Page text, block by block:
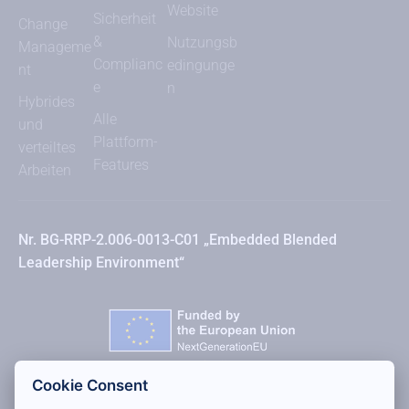
Change
Manageme
nt
Hybrides
und
verteiltes
Arbeiten
Sicherheit
&
Complianc
e
Alle
Plattform-
Features
Website
Nutzungsb
edingunge
n
Nr. BG-RRP-2.006-0013-C01 „Embedded Blended
Leadership Environment“
Cookie Consent